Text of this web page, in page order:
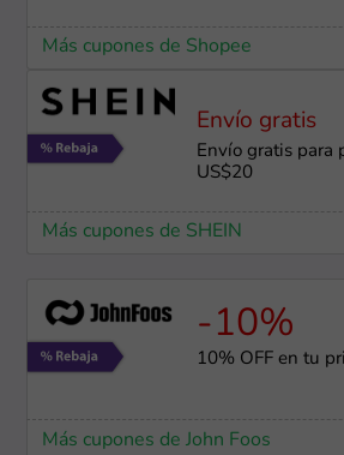
Más cupones de Shopee
Envío gratis
Envío gratis para
US$20
Más cupones de SHEIN
-10%
10% OFF en tu
Más cupones de John Foos